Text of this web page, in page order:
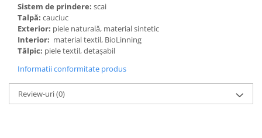
Sistem de prindere: scai
Talpă: cauciuc
Exterior: piele naturală, material sintetic
Interior: material textil, BioLinning
Tălpic: piele textil, detaşabil
Informatii conformitate produs
Review-uri(0)